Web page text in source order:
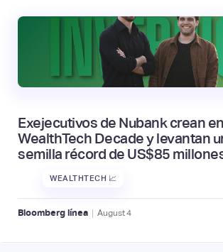
Exejecutivos de Nubank crean
WealthTech Decade y levantan
semilla récord de US$85
WEALTHTECH 📈
Bloomberg línea | August4